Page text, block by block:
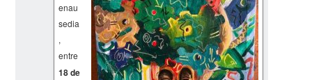
enau
sedia
,
entre
18 de